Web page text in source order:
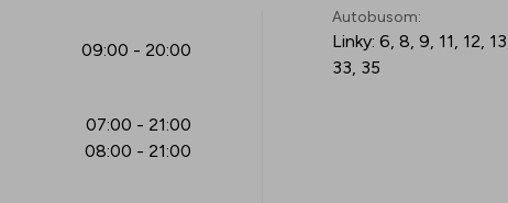
09:00 - 20:00
07:00 - 21:00
08:00 - 21:00
Autobusom:
Linky: 6, 8, 9, 11, 12,
33, 35